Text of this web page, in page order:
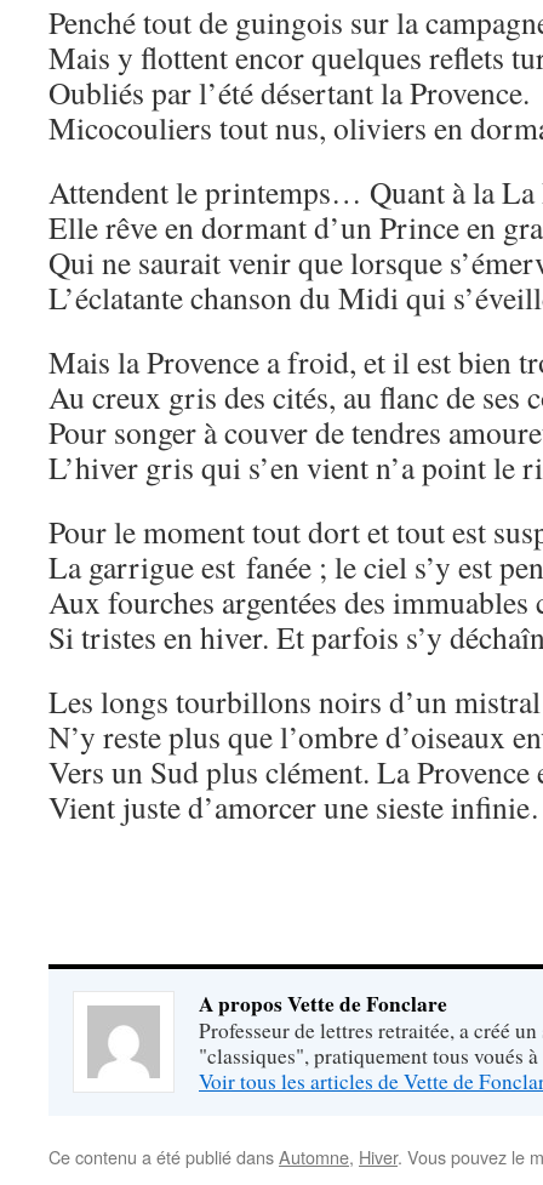
Penché tout de guingois sur la
Mais y flottent encor quelques reflets
Oubliés par l’été désertant la Provence.
Micocouliers tout nus, oliviers en
Attendent le printemps… Quant à la La
Elle rêve en dormant d’un Prince en
Qui ne saurait venir que lorsque
L’éclatante chanson du Midi qui
Mais la Provence a froid, et il est bien
Au creux gris des cités, au flanc de ses
Pour songer à couver de tendres
L’hiver gris qui s’en vient n’a point le
Pour le moment tout dort et tout est
La garrigue est fanée ; le ciel s’y est
Aux fourches argentées des immuables
Si tristes en hiver. Et parfois s’y
Les longs tourbillons noirs d’un
N’y reste plus que l’ombre d’oiseaux
Vers un Sud plus clément. La Provence
Vient juste d’amorcer une sieste
A propos Vette de Fonclare
Professeur de lettres retraitée, a créé
"classiques", pratiquement tous voués
Voir tous les articles de Vette de
Ce contenu a été publié dansAutomne, Hiver. Vous pouvez le